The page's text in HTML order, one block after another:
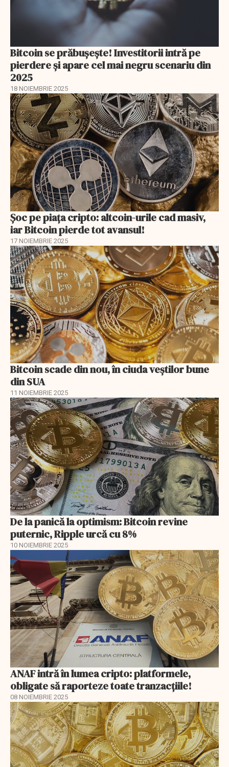
Bitcoin se prăbușește! Investitorii intră pe
pierdere și apare cel mai negru scenariu din
2025
18 NOIEMBRIE 2025
Șoc pe piața cripto: altcoin-urile cad masiv,
iar Bitcoin pierde tot avansul!
17 NOIEMBRIE 2025
Bitcoin scade din nou, în ciuda veștilor bune
din SUA
11 NOIEMBRIE 2025
De la panică la optimism: Bitcoin revine
puternic, Ripple urcă cu 8%
10 NOIEMBRIE 2025
ANAF intră în lumea cripto: platformele,
obligate să raporteze toate tranzacțiile!
08 NOIEMBRIE 2025